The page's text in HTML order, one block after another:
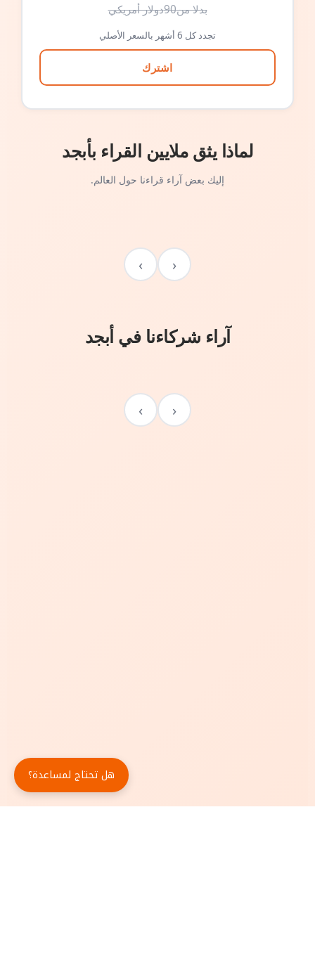
بدلا من90دولار أمريكي
تجدد كل 6 أشهر بالسعر الأصلي
اشترك
لماذا يثق ملايين القراء بأبجد
إليك بعض آراء قراءنا حول العالم.
‹
›
آراء شركاءنا في أبجد
‹
›
هل تحتاج لمساعدة؟